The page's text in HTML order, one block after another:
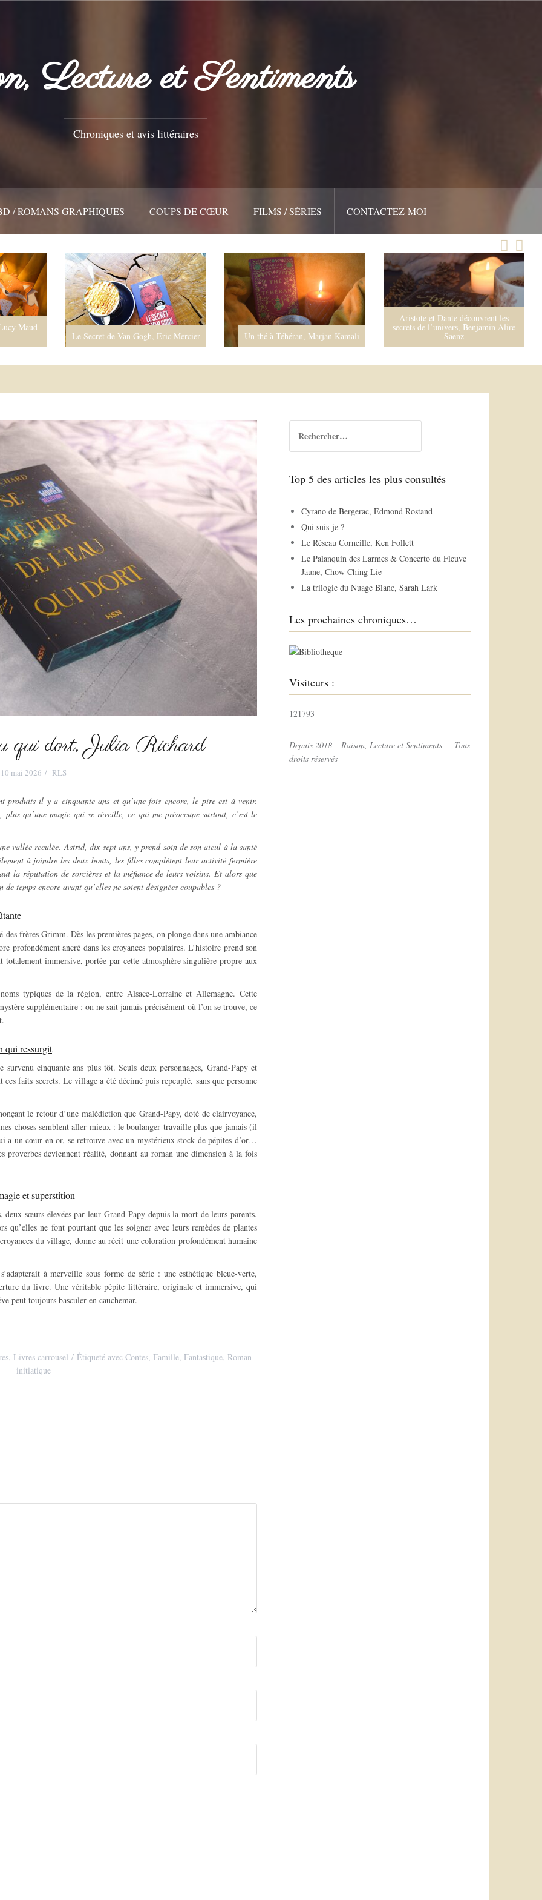
Lecture et Sentiments
Chroniques et avis littéraires
/ ROMANS GRAPHIQUES COUPS DE CŒUR FILMS / SÉRIES CONTACTEZ-MOI
Maud
Le Secret de Van Gogh, Eric Mercier Un thé à Téhéran, Marjan Kamali
Aristote et Dante découvrent les
secrets de l’univers, Benjamin Alire
Saenz
qui dort, Julia Richard
10 mai 2026 RLS
produits il y a cinquante ans et qu’une fois encore, le pire est à venir.
qu’une magie qui se réveille, ce qui me préoccupe surtout, c’est le
vallée reculée. Astrid, dix-sept ans, y prend soin de son aïeul à la santé
à joindre les deux bouts, les filles complètent leur activité fermière
la réputation de sorcières et la méfiance de leurs voisins. Et alors que
temps encore avant qu’elles ne soient désignées coupables ?
frères Grimm. Dès les premières pages, on plonge dans une ambiance
profondément ancré dans les croyances populaires. L’histoire prend son
immersive, portée par cette atmosphère singulière propre aux
typiques de la région, entre Alsace-Lorraine et Allemagne. Cette
supplémentaire : on ne sait jamais précisément où l’on se trouve, ce
qui ressurgit
cinquante ans plus tôt. Seuls deux personnages, Grand-Papy et
faits secrets. Le village a été décimé puis repeuplé, sans que personne
le retour d’une malédiction que Grand-Papy, doté de clairvoyance,
choses semblent aller mieux : le boulanger travaille plus que jamais (il
a un cœur en or, se retrouve avec un mystérieux stock de pépites d’or…
proverbes deviennent réalité, donnant au roman une dimension à la fois
et superstition
sœurs élevées par leur Grand-Papy depuis la mort de leurs parents.
qu’elles ne font pourtant que les soigner avec leurs remèdes de plantes
du village, donne au récit une coloration profondément humaine
à merveille sous forme de série : une esthétique bleue-verte,
du livre. Une véritable pépite littéraire, originale et immersive, qui
peut toujours basculer en cauchemar.
, Livres carrousel Étiqueté avec Contes, Famille, Fantastique, Roman
initiatique
c
e
r
c
r
Top 5 des articles les plus consultés
Cyrano de Bergerac, Edmond Rostand
Qui suis-je ?
Le Réseau Corneille, Ken Follett
Le Palanquin des Larmes & Concerto du Fleuve
Jaune, Chow Ching Lie
La trilogie du Nuage Blanc, Sarah Lark
Les prochaines chroniques…
Visiteurs :
121793
Depuis 2018 – Raison, Lecture et Sentiments – Tous
droits réservés